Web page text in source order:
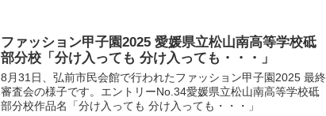
ファッション甲子園2025 愛媛県立松山南高等学校砥
部分校「分け入っても 分け入っても・・・」
8月31日、弘前市民会館で行われたファッション甲子園2025 最終
審査会の様子です。エントリーNo.34愛媛県立松山南高等学校砥
部分校作品名「分け入っても 分け入っても・・・」